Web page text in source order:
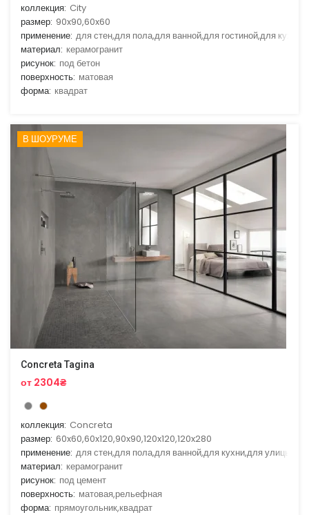
коллекция: City
размер: 90x90,60x60
применение: для стен,для пола,для ванной,для гостиной,для кухни
материал: керамогранит
рисунок: под бетон
поверхность: матовая
форма: квадрат
В ШОУРУМЕ
Concreta Tagina
от 2304₴
коллекция: Concreta
размер: 60x60,60x120,90x90,120x120,120x280
применение: для стен,для пола,для ванной,для кухни,для улицы
материал: керамогранит
рисунок: под цемент
поверхность: матовая,рельефная
форма: прямоугольник,квадрат